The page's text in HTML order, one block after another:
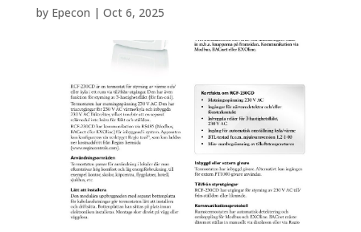
by Epecon | Oct 6, 2025